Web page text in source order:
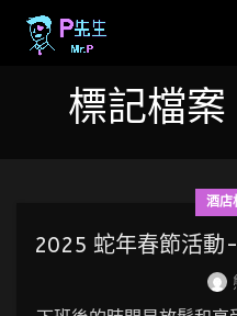
標記檔
酒店
2025 蛇年春節活動